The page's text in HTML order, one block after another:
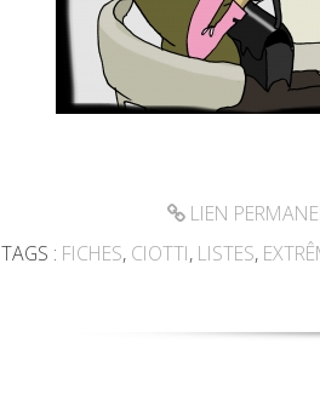
LIEN
TAGS : FICHES, CIOTTI, LISTES,